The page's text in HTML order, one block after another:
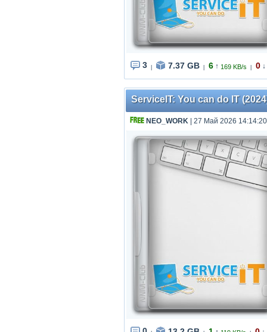
3 7.37 GB 6 ↑ 169 KB/s 0 ↓
ServiceIT: You can do IT
NEO_WORK | 27 Май 2026 14:14:20